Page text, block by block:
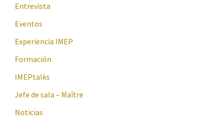
Entrevista
Eventos
Experiencia IMEP
Formación
IMEPtalks
Jefe de sala – Maître
Noticias